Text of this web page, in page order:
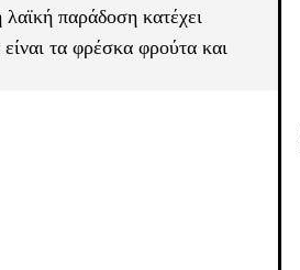
λαϊκή παράδοση κατέχει
τα φρέσκα φρούτα και